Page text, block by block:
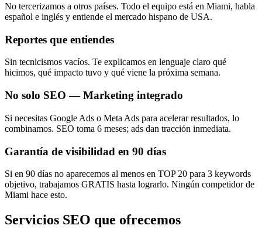
No tercerizamos a otros países. Todo el equipo está en Miami, habla
español e inglés y entiende el mercado hispano de USA.
Reportes que entiendes
Sin tecnicismos vacíos. Te explicamos en lenguaje claro qué
hicimos, qué impacto tuvo y qué viene la próxima semana.
No solo SEO — Marketing integrado
Si necesitas Google Ads o Meta Ads para acelerar resultados, lo
combinamos. SEO toma 6 meses; ads dan tracción inmediata.
Garantía de visibilidad en 90 días
Si en 90 días no aparecemos al menos en TOP 20 para 3 keywords
objetivo, trabajamos GRATIS hasta lograrlo. Ningún competidor de
Miami hace esto.
Servicios SEO que ofrecemos